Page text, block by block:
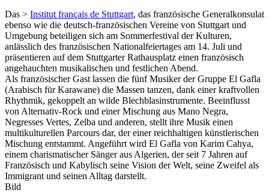
Das > Institut français de Stuttgart, das französische Generalkonsulat
ebenso wie die deutsch-französischen Vereine von Stuttgart und
Umgebung beteiligen sich am Sommerfestival der Kulturen,
anlässlich des französischen Nationalfeiertages am 14. Juli und
präsentieren auf dem Stuttgarter Rathausplatz einen französisch
angehauchten musikalischen und festlichen Abend.
Als französischer Gast lassen die fünf Musiker der Gruppe El Gafla
(Arabisch für Karawane) die Massen tanzen, dank einer kraftvollen
Rhythmik, gekoppelt an wilde Blechblasinstrumente. Beeinflusst
von Alternativ-Rock und einer Mischung aus Mano Negra,
Negresses Vertes, Zelba und anderen, stellt ihre Musik einen
multikulturellen Parcours dar, der einer reichhaltigen künstlerischen
Mischung entstammt. Angeführt wird El Gafla von Karim Cahya,
einem charismatischer Sänger aus Algerien, der seit 7 Jahren auf
Französisch und Kabylisch seine Vision der Welt, seine Zweifel als
Immigrant und seinen Alltag darstellt.
Bild